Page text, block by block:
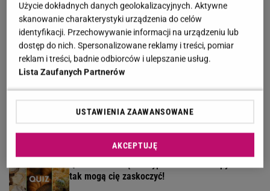
Sieć ma oczy czy oka? Quiz tak podchwytliwy, że
złapiesz się za głowę!
Słodki quiz dla łasuchów. Rozpoznasz te pyszne
ciasta na zdjęciach?
tak mogą cię zaskoczyć!
Użycie dokładnych danych geolokalizacyjnych. Aktywne
skanowanie charakterystyki urządzenia do celów
identyfikacji. Przechowywanie informacji na urządzeniu lub
dostęp do nich. Spersonalizowane reklamy i treści, pomiar
reklam i treści, badnie odbiorców i ulepszanie usług.
Lista Zaufanych Partnerów
USTAWIENIA ZAAWANSOWANE
AKCEPTUJĘ